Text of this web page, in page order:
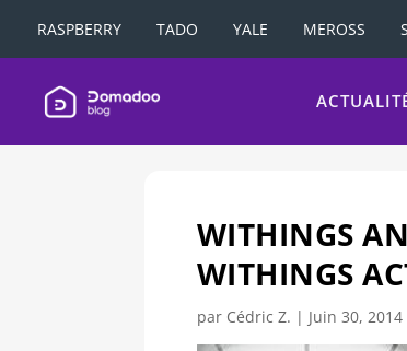
RASPBERRY TADO YALE MEROSS
WITHINGS
WITHINGS
par Cédric Z. | Juin 30, 2014